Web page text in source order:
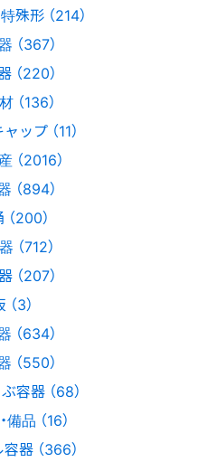
殊形 （214）
（367）
（220）
（136）
ップ （11）
（2016）
（894）
200）
（712）
（207）
3）
（634）
（550）
容器 （68）
品 （16）
器 （366）